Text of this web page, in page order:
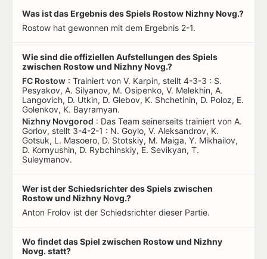
Was ist das Ergebnis des Spiels Rostow Nizhny Novg.?
Rostow hat gewonnen mit dem Ergebnis 2-1.
Wie sind die offiziellen Aufstellungen des Spiels
zwischen Rostow und Nizhny Novg.?
FC Rostow : Trainiert von V. Karpin, stellt 4-3-3 : S.
Pesyakov, A. Silyanov, M. Osipenko, V. Melekhin, A.
Langovich, D. Utkin, D. Glebov, K. Shchetinin, D. Poloz, E.
Golenkov, K. Bayramyan.
Nizhny Novgorod : Das Team seinerseits trainiert von A.
Gorlov, stellt 3-4-2-1 : N. Goylo, V. Aleksandrov, K.
Gotsuk, L. Masoero, D. Stotskiy, M. Maiga, Y. Mikhailov,
D. Kornyushin, D. Rybchinskiy, E. Sevikyan, T.
Suleymanov.
Wer ist der Schiedsrichter des Spiels zwischen
Rostow und Nizhny Novg.?
Anton Frolov ist der Schiedsrichter dieser Partie.
Wo findet das Spiel zwischen Rostow und Nizhny
Novg. statt?